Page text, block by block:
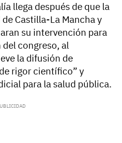
llega después de que la
Castilla-La Mancha y
su intervención para
congreso, al
la difusión de
rigor científico” y
para la salud pública.